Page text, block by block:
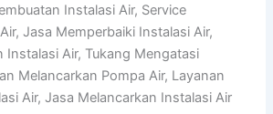
Instalasi Air, Service
Jasa Memperbaiki Instalasi Air,
Instalasi Air, Tukang Mengatasi
Melancarkan Pompa Air, Layanan
Air, Jasa Melancarkan Instalasi Air